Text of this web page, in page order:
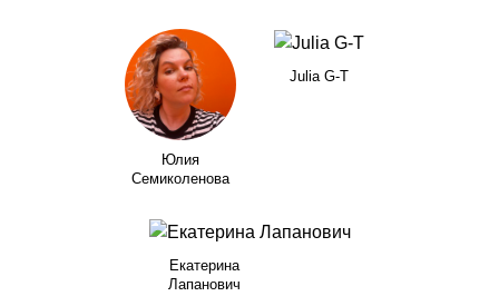
Юлия
Семиколенова
Julia G-T
Екатерина
Лапанович